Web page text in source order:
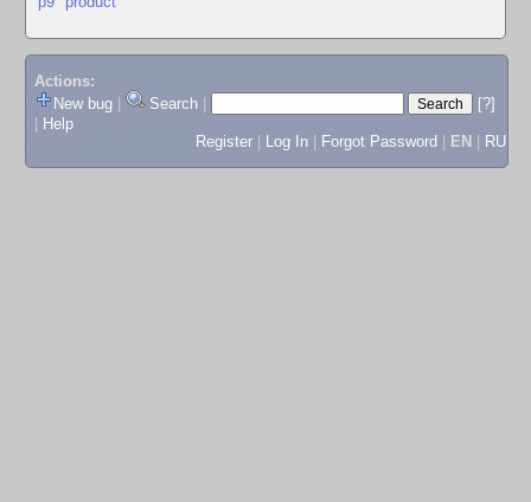
Actions:
New bug
Search
[?]
Help
Register
Log In Forgot Password EN RU